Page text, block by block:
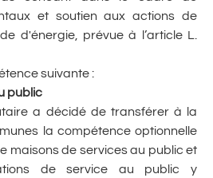
et soutien aux actions de
d'énergie, prévue à l’article L.
suivante :
public
a décidé de transférer à la
la compétence optionnelle
maisons de services au public et
de service au public y